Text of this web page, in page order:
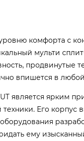
комфорта с
мульти
продвинутые
впишется в
является ярким
техники. Его
ему